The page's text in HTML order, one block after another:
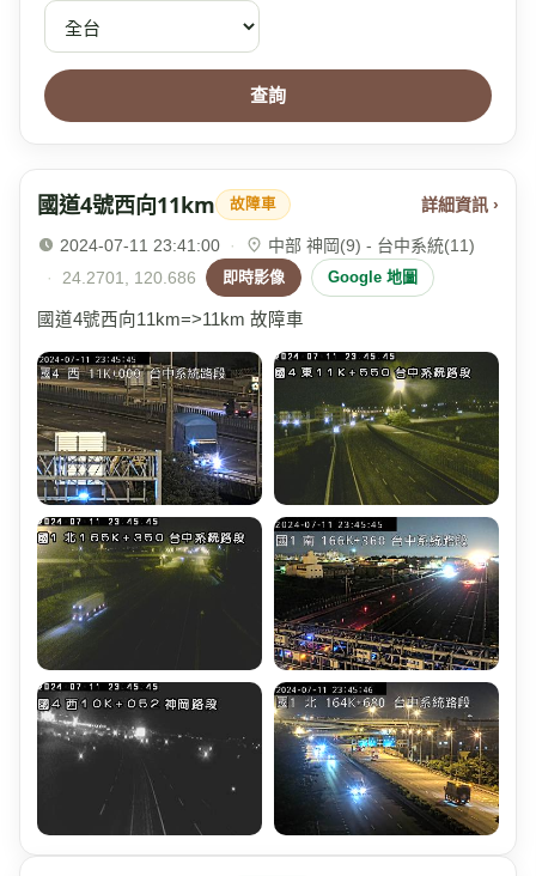
查詢
國道4號西向11km 故障車 詳細資訊 ›
2024-07-11 23:41:00 ·
中部 神岡(9) - 台中系統(11)
·
24.2701, 120.686 即時影像 Google 地圖
國道4號西向11km=>11km 故障車